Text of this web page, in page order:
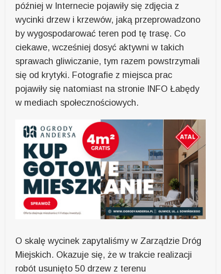
później w Internecie pojawiły się zdjęcia z
wycinki drzew i krzewów, jaką przeprowadzono
by wygospodarować teren pod tę trasę. Co
ciekawe, wcześniej dosyć aktywni w takich
sprawach gliwiczanie, tym razem powstrzymali
się od krytyki. Fotografie z miejsca prac
pojawiły się natomiast na stronie INFO Łabędy
w mediach społecznościowych.
O skalę wycinek zapytaliśmy w Zarządzie Dróg
Miejskich. Okazuje się, że w trakcie realizacji
robót usunięto 50 drzew z terenu